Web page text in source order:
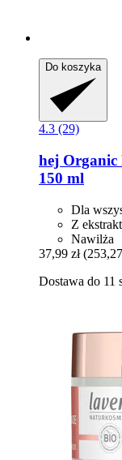
Do koszyka
4.3 (29)
hej Organic
150 ml
Dla
Z
Nawilża
37,99 zł
Dostawa do 11